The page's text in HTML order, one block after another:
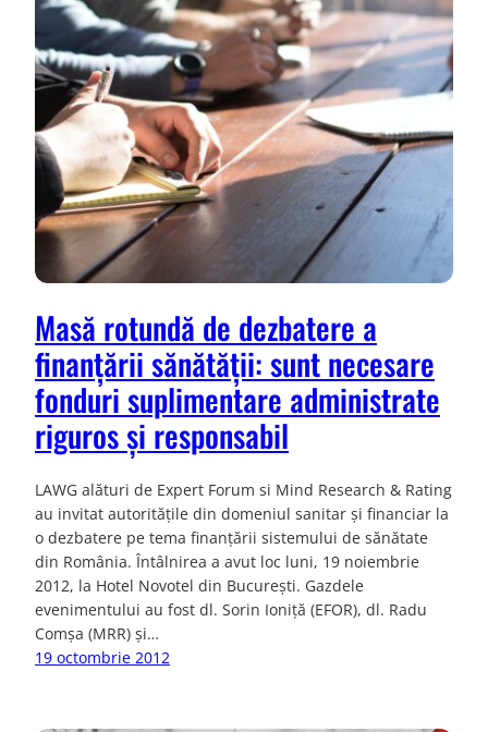
Masă rotundă de dezbatere a
finanțării sănătății: sunt necesare
fonduri suplimentare administrate
riguros și responsabil
LAWG alături de Expert Forum si Mind Research & Rating
au invitat autoritățile din domeniul sanitar și financiar la
o dezbatere pe tema finanțării sistemului de sănătate
din România. Întâlnirea a avut loc luni, 19 noiembrie
2012, la Hotel Novotel din București. Gazdele
evenimentului au fost dl. Sorin Ioniță (EFOR), dl. Radu
Comșa (MRR) și…
19 octombrie 2012